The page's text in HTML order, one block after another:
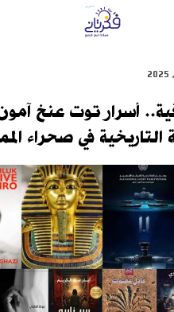
أسرار توت عنخ
التاريخية في صحراء